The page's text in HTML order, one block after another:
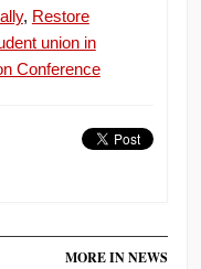
, Restore
union in
Conference
MORE IN NEWS